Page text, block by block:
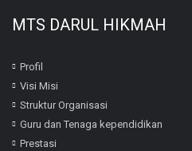
MTS DARUL HIKMAH
Profil
Visi Misi
Struktur Organisasi
Guru dan Tenaga kependidikan
Prestasi